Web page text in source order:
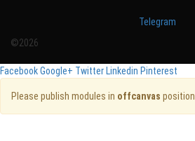
Telegram
©2026
FacebookGoogle+ TwitterLinkedin Pinterest
Please publish modules in offcanvas position.